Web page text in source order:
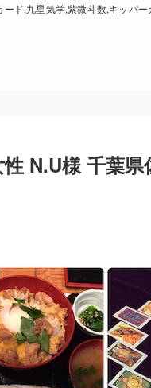
ド,九星気学,紫微斗数,キッパ
性 N.U様 千葉